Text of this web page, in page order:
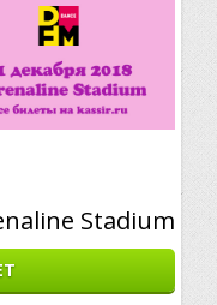
Stadium